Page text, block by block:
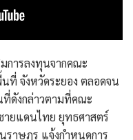
การลงทุนจากคณะ
ที่ จังหวัดระยอง ตลอดจน
ดังกล่าวตามที่คณะ
ายแดนไทย ยุทธศาสตร์
าษฎร แจ้งกำหนดการ